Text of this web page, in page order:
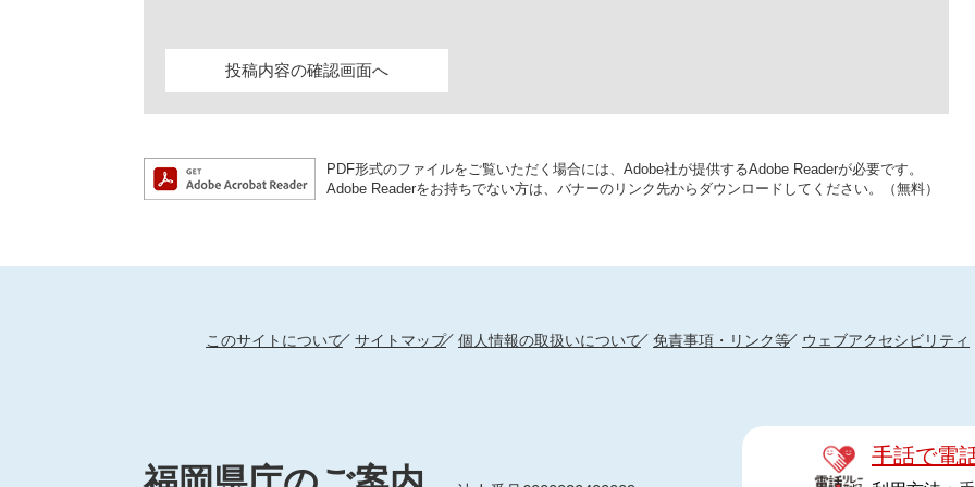
PDF形式のファイルをご覧いただく場合には、Adobe社が提供するAdobe Readerが必要です。
Adobe Readerをお持ちでない方は、バナーのリンク先からダウンロードしてください。（無料）
このサイトについて サイトマップ 個人情報の取扱いについて 免責事項・リンク等 ウェブアクセシビリティ
手話で電